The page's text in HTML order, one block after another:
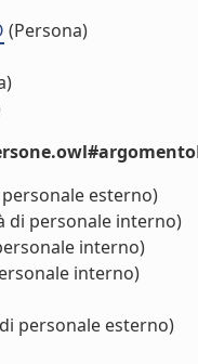
(Persona)
esterno)
di personale interno)
interno)
interno)
personale esterno)